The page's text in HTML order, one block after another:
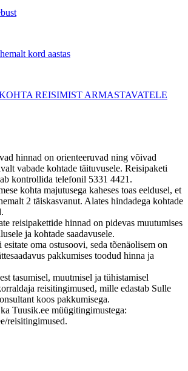
Järgmine
kord aastas
REISIMIST ARMASTAVATELE
hinnad on orienteeruvad ning võivad
vabade kohtade täituvusele. Reisipaketi
kontrollida telefonil 5331 4421.
kohta majutusega kaheses toas eeldusel, et
2 täiskasvanut. Alates hindadega kohtade
reisipakettide hinnad on pidevas muutumises
ja kohtade saadavusele.
oma ostusoovi, seda tõenäolisem on
pakkumises toodud hinna ja
tasumisel, muutmisel ja tühistamisel
reisitingimused, mille edastab Sulle
koos pakkumisega.
Tuusik.ee müügitingimustega:
reisitingimused.